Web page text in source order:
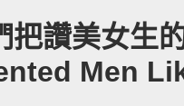
把讚美女生
Men